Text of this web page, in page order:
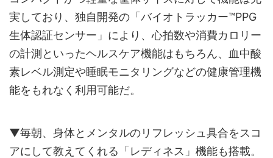
実しており、独自開発の「バイオトラッカー™PPG
生体認証センサー」により、心拍数や消費カロリー
の計測といったヘルスケア機能はもちろん、血中酸
素レベル測定や睡眠モニタリングなどの健康管理機
能をもれなく利用可能だ。
▼毎朝、身体とメンタルのリフレッシュ具合をスコ
アにして教えてくれる「レディネス」機能も搭載。